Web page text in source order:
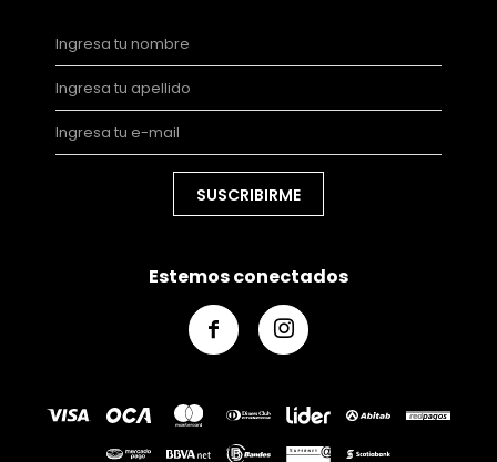
SUSCRIBIRME
Estemos conectados
 